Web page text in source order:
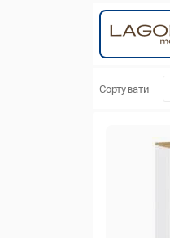
Сортувати